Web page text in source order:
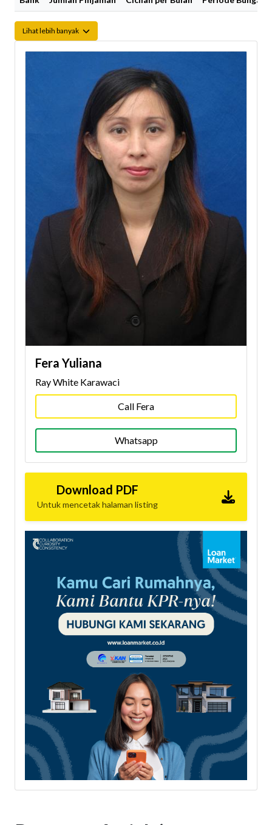
Fera Yuliana
Ray White Karawaci
Call Fera
Whatsapp
Download PDF
Untuk mencetak halaman listing
Lihat lebih banyak